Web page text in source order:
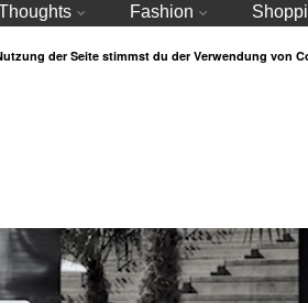
Fashion
der Seite stimmst du der Verwendung von